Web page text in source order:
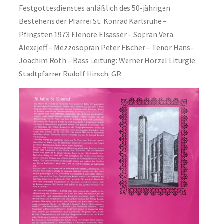
Festgottesdienstes anläßlich des 50-jährigen
Bestehens der Pfarrei St. Konrad Karlsruhe –
Pfingsten 1973 Elenore Elsässer – Sopran Vera
Alexejeff – Mezzosopran Peter Fischer – Tenor Hans-
Joachim Roth – Bass Leitung: Werner Horzel Liturgie:
Stadtpfarrer Rudolf Hirsch, GR